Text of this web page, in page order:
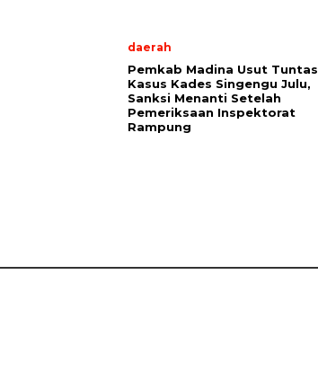
daerah
Pemkab Madina Usut Tuntas
Kasus Kades Singengu Julu,
Sanksi Menanti Setelah
Pemeriksaan Inspektorat
Rampung